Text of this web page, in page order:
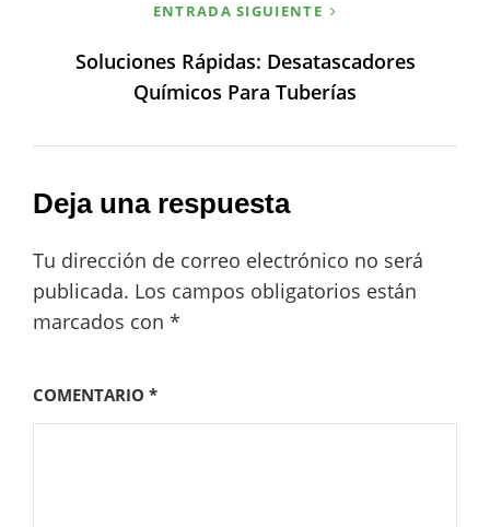
ENTRADA SIGUIENTE
Soluciones Rápidas: Desatascadores
Químicos Para Tuberías
Deja una respuesta
Tu dirección de correo electrónico no será
publicada. Los campos obligatorios están
marcados con *
COMENTARIO *